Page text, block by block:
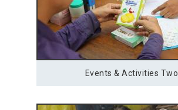
Events & Activities Two